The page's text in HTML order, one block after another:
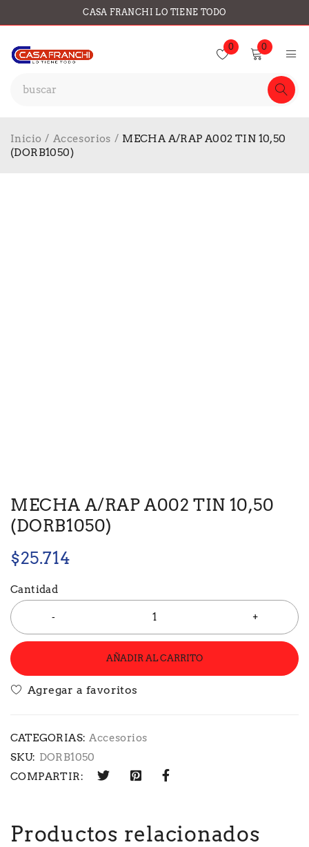
CASA FRANCHI LO TIENE TODO
0 0
Inicio / Accesorios / MECHA A/RAP A002 TIN 10,50
(DORB1050)
MECHA A/RAP A002 TIN 10,50
(DORB1050)
$25.714
Cantidad
AÑADIR AL CARRITO
CATEGORIAS: Accesorios
SKU: DORB1050
COMPARTIR:
Productos relacionados